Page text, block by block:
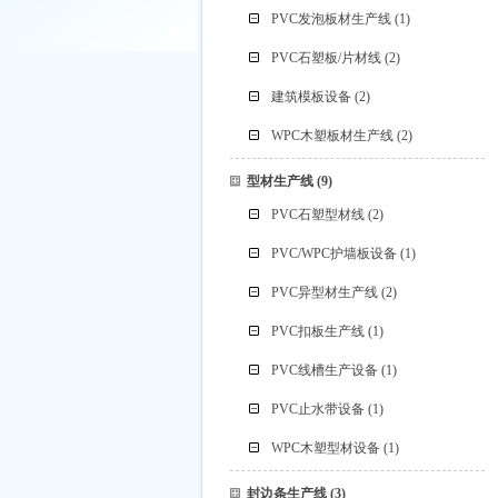
PVC发泡板材生产线 (1)
PVC石塑板/片材线 (2)
建筑模板设备 (2)
WPC木塑板材生产线 (2)
型材生产线(9)
PVC石塑型材线 (2)
PVC/WPC护墙板设备 (1)
PVC异型材生产线 (2)
PVC扣板生产线 (1)
PVC线槽生产设备 (1)
PVC止水带设备 (1)
WPC木塑型材设备 (1)
封边条生产线(3)